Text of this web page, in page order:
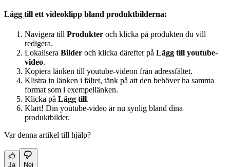
Lägg till ett videoklipp bland produktbilderna:
Navigera till Produkter och klicka på produkten du vill
redigera.
Lokalisera Bilder och klicka därefter på Lägg till youtube-
video.
Kopiera länken till youtube-videon från adressfältet.
Klistra in länken i fältet, tänk på att den behöver ha samma
format som i exempellänken.
Klicka på Lägg till.
Klart! Din youtube-video är nu synlig bland dina
produktbilder.
Var denna artikel till hjälp?
Ja Nej